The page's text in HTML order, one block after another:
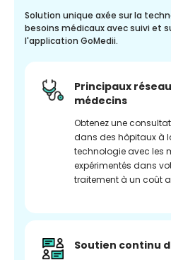
Solution unique axée sur la
besoins médicaux avec suivi et
l'application GoMedii.
Principaux
médecins
Obtenez une
dans des hôpitaux à
technologie avec les
expérimentés dans
traitement à un coût
Soutien continu